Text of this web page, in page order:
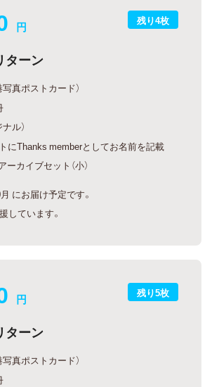
残り4枚
円
ターン
写真ポストカード）
ル）
にThanks memberとしてお名前を記載
カイブセット（小）
にお届け予定です。
しています。
残り5枚
円
ターン
写真ポストカード）